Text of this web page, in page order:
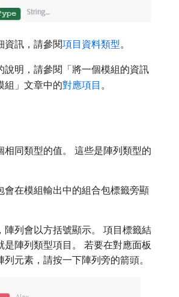
資訊，請參閱項目資料類型。
說明，請參閱「將一個模組的資訊
組」文章中的對應項目 。
相同類型的值。 這些是陣列類型的
會在模組輸出中的組合包標籤旁顯
陣列會以方括號顯示。 項目標籤結
是陣列類型項目。 若要在對應面板
元素，請按一下陣列旁的箭頭。